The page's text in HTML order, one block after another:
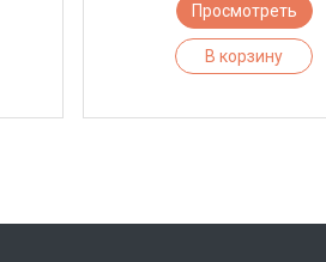
Просмотреть
В корзину